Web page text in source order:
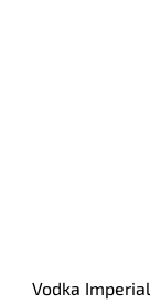
Vodka